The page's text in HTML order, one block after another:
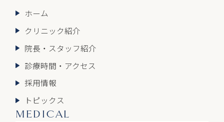
ホーム
クリニック紹介
院長・スタッフ紹介
診療時間・アクセス
採用情報
トピックス
MEDICAL